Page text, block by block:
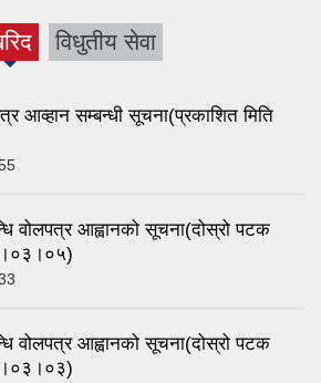
विधुतीय सेवा
आव्हान सम्बन्धी सूचना(प्रकाशित मिति
वोलपत्र आह्वानको सूचना(दोस्रो पटक
वोलपत्र आह्वानको सूचना(दोस्रो पटक